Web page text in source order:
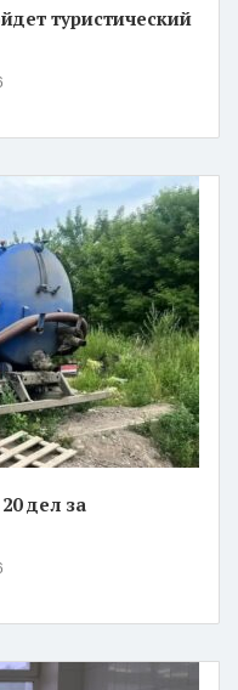
туристический
дел за